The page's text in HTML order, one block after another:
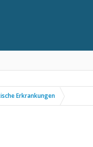
Erkrankungen